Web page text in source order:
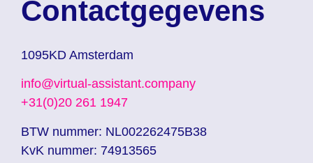
Contactgegevens
1095KD Amsterdam
info@virtual-assistant.company
+31(0)20 261 1947
BTW nummer: NL002262475B38
KvK nummer: 74913565